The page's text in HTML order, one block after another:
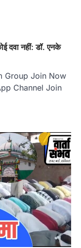
दवा नहीं: डॉ. एनके
Group Join Now
Channel Join